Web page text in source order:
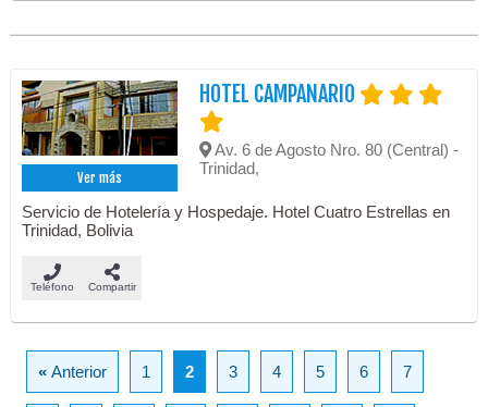
Ver más
HOTEL CAMPANARIO
Av. 6 de Agosto Nro. 80 (Central) -
Trinidad,
Servicio de Hotelería y Hospedaje. Hotel Cuatro Estrellas en
Trinidad, Bolivia
Teléfono Compartir
«Anterior 1 2 3 4 5 6 7